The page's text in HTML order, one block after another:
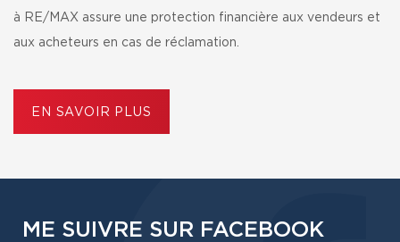
à RE/MAX assure une protection financière aux vendeurs et
aux acheteurs en cas de réclamation.
EN SAVOIR PLUS
ME SUIVRE SUR FACEBOOK